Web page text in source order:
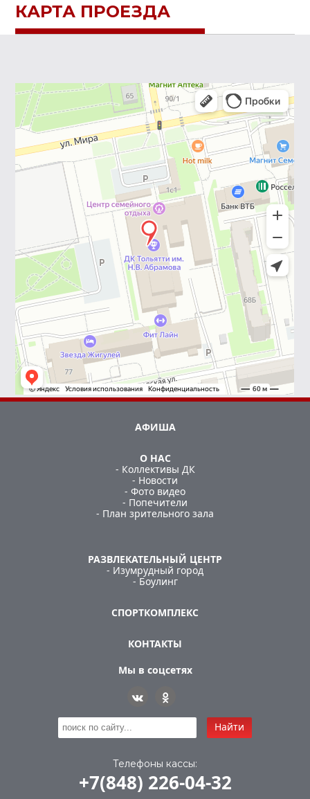
КАРТА ПРОЕЗДА
АФИША
О НАС
- Коллективы ДК
- Новости
- Фото видео
- Попечители
- План зрительного зала
РАЗВЛЕКАТЕЛЬНЫЙ ЦЕНТР
- Изумрудный город
- Боулинг
СПОРТКОМПЛЕКС
КОНТАКТЫ
Мы в соцсетях
Найти
Телефоны кассы:
+7(848) 226-04-32